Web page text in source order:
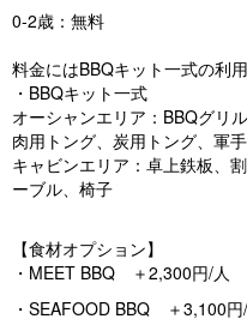
0-2歳：無料
料金にはBBQキット一式の利
・BBQキット一式
オーシャンエリア：BBQグリ
肉用トング、炭用トング、軍
キャビンエリア：卓上鉄板、
ーブル、椅子
【食材オプション】
・MEET BBQ ＋2,300円/人
・SEAFOOD BBQ ＋3,100